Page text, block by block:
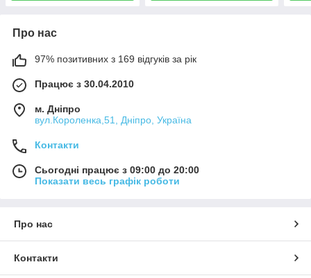
Про нас
97% позитивних з 169 відгуків за рік
Працює з 30.04.2010
м. Дніпро
вул.Короленка,51, Дніпро, Україна
Контакти
Сьогодні працює з 09:00 до 20:00
Показати весь графік роботи
Про нас
Контакти